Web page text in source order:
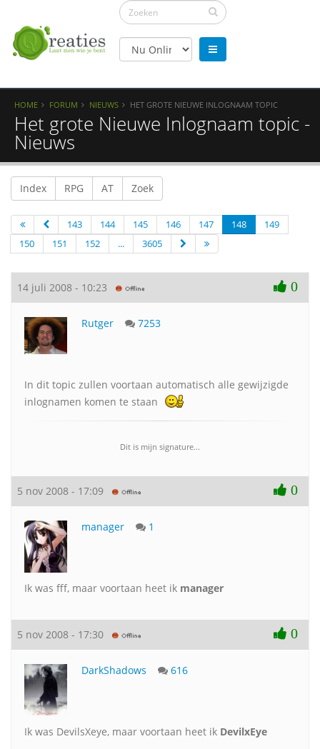
HOME FORUM NIEUWS HET GROTE NIEUWE INLOGNAAM TOPIC
Het grote Nieuwe Inlognaam topic -
Nieuws
Index RPG AT Zoek
143 144 145 146 147 148
149
150
151 152 ... 3605
14 juli 2008 - 10:23 0
Rutger 7253
In dit topic zullen voortaan automatisch alle gewijzigde
inlognamen komen te staan
Dit is mijn signature...
5 nov 2008 - 17:09 0
manager 1
Ik was fff, maar voortaan heet ik manager
5 nov 2008 - 17:30 0
DarkShadows 616
Ik was DevilsXeye, maar voortaan heet ik DevilxEye